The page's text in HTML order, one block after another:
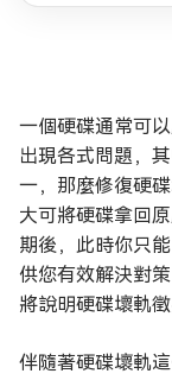
一個硬碟通常可
出現各式問題，
一，那麼修復硬
大可將硬碟拿回
期後，此時你只
供您有效解決對
將說明硬碟壞軌徵
伴隨著硬碟壞軌